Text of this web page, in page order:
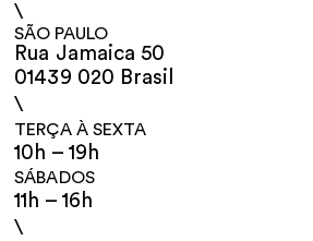
\
SÃO PAULO
Rua Jamaica 50
01439 020 Brasil
\
TERÇA À SEXTA
10h – 19h
SÁBADOS
11h – 16h
\